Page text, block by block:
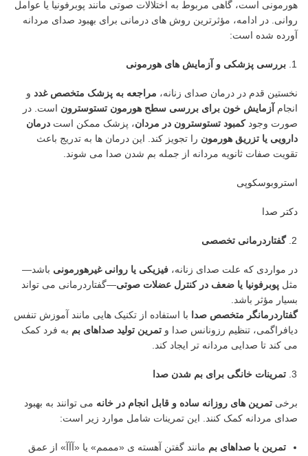
هورمونی است، گاهی مربوط به اختلالات صوتی مانند پوبرفونیا یا عوامل
روانی. در ادامه، مؤثرترین روش های درمانی برای بهبود صدای مردانه
آورده شده است:
بررسی پزشکی و آزمایش های هورمونی
نخستین قدم در درمان صدای زنانه، مراجعه به پزشک متخصص غدد و
انجام آزمایش خون برای بررسی سطح هورمون تستوسترون است. در
صورت وجودکمبود تستوسترون در مردان، پزشک ممکن است درمان
دارویی یا تزریق هورمون را تجویز کند. این درمان ها به تدریج باعث
تقویت صفات ثانویه مردانه از جمله بم شدن صدا می شوند.
استروبوسکوپی
دکتر صدا
گفتاردرمانی تخصصی
در مواردی که علت صدای زنانه، فیزیکی یا روانی غیرهورمونی باشد—
مثل پوبرفونیا یا ضعف در کنترل عضلات صوتی—گفتاردرمانی می تواند
بسیار مؤثر باشد.
گفتاردرمانگر متخصص صدا با استفاده از تکنیک هایی مانند آموزش تنفس
دیافراگمی، تنظیم رزونانس صدا و تمرین تولید صداهای بم به فرد کمک
می کند تا صدایی مردانه تر ایجاد کند.
تمرینات خانگی برای بم شدن صدا
برخی تمرین های روزانه ساده و قابل انجام در خانه می توانند به بهبود
صدای مردانه کمک کنند. این تمرینات شامل موارد زیر است:
تمرین با صداهای بم مانند گفتن آهسته ی «مممم» یا «آآآ» از عمق